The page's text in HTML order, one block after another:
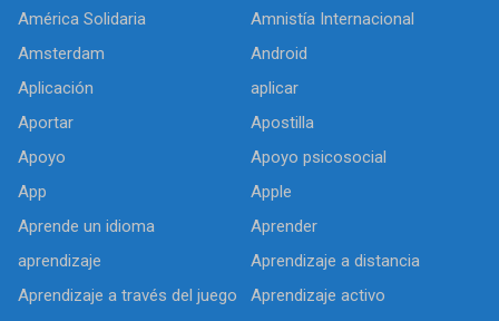
América Solidaria
Amnistía Internacional
Amsterdam
Android
Aplicación
aplicar
Aportar
Apostilla
Apoyo
Apoyo psicosocial
App
Apple
Aprende un idioma
Aprender
aprendizaje
Aprendizaje a distancia
Aprendizaje a través del juego
Aprendizaje activo